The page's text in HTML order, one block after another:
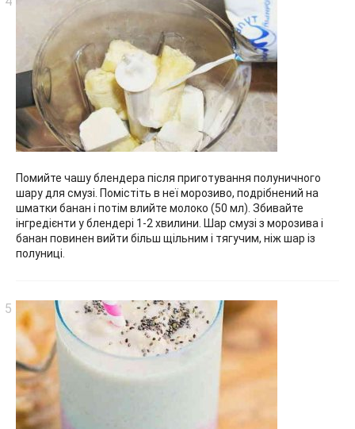
Помийте чашу блендера після приготування полуничного
шару для смузі. Помістіть в неї морозиво, подрібнений на
шматки банан і потім влийте молоко (50 мл). Збивайте
інгредієнти у блендері 1-2 хвилини. Шар смузі з морозива і
банан повинен вийти більш щільним і тягучим, ніж шар із
полуниці.